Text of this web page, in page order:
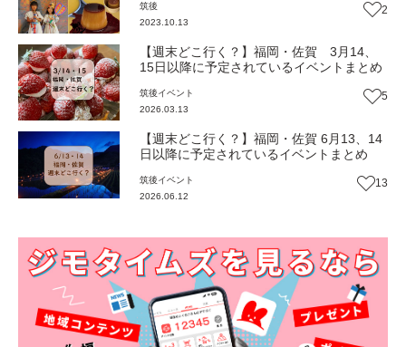
筑後
2023.10.13
2
【週末どこ行く？】福岡・佐賀 3月14、
15日以降に予定されているイベントまとめ
筑後イベント
2026.03.13
5
【週末どこ行く？】福岡・佐賀 6月13、14
日以降に予定されているイベントまとめ
筑後イベント
2026.06.12
13